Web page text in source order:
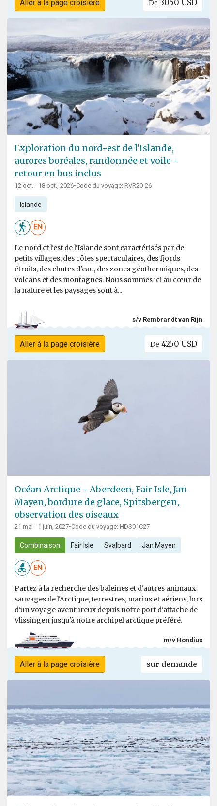
Aller à la page croisière De 3050 USD
Exploration du nord-est de l'Islande,
aurores boréales, randonnée et voile -
retour en bus inclus
12 oct. - 18 oct., 2026•Code du voyage: RVR20-26
Islande
EN
Le nord et l'est de l'Islande sont caractérisés par de
petits villages, des côtes spectaculaires, des fjords
étroits, des chutes d'eau, des zones géothermiques, des
volcans et des montagnes. Nous sommes ici au cœur de
la nature et les paysages sont à...
s/v Rembrandt van Rijn
Aller à la page croisière De 4250 USD
Océan Arctique - Aberdeen, Fair Isle, Jan
Mayen, bordure de glace, Spitsbergen,
observation des oiseaux
21 mai - 1 juin, 2027•Code du voyage: HDS01C27
Combinaison Fair Isle Svalbard Jan Mayen
EN
Partez à la recherche des baleines et d'autres animaux
sauvages de l'Arctique, terrestres, marins et aériens, lors
d'un voyage aventureux depuis notre port d'attache de
Vlissingen jusqu'à notre archipel arctique préféré.
m/v Hondius
Aller à la page croisière sur demande